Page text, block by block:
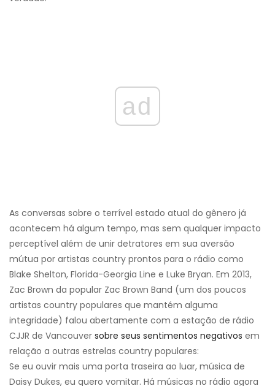
ad
As conversas sobre o terrível estado atual do gênero já
acontecem há algum tempo, mas sem qualquer impacto
perceptível além de unir detratores em sua aversão
mútua por artistas country prontos para o rádio como
Blake Shelton, Florida-Georgia Line e Luke Bryan. Em 2013,
Zac Brown da popular Zac Brown Band (um dos poucos
artistas country populares que mantém alguma
integridade) falou abertamente com a estação de rádio
CJJR de Vancouver sobre seus sentimentos negativos em
relação a outras estrelas country populares:
Se eu ouvir mais uma porta traseira ao luar, música de
Daisy Dukes, eu quero vomitar. Há músicas no rádio agora